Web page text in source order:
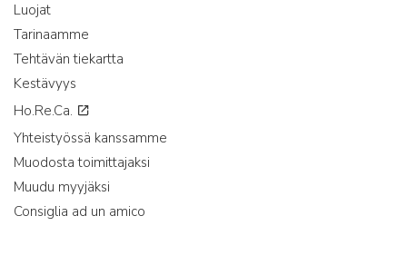
Luojat
Tarinaamme
Tehtävän tiekartta
Kestävyys
Ho.Re.Ca.
Yhteistyössä kanssamme
Muodosta toimittajaksi
Muudu myyjäksi
Consiglia ad un amico